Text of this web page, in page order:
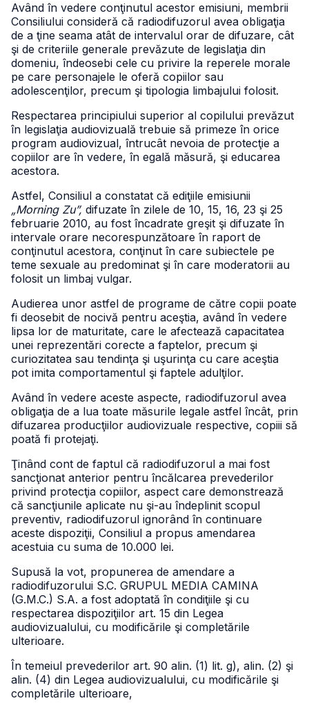
Având în vedere conţinutul acestor emisiuni, membrii
Consiliului consideră că radiodifuzorul avea obligaţia
de a ţine seama atât de intervalul orar de difuzare, cât
şi de criteriile generale prevăzute de legislaţia din
domeniu, îndeosebi cele cu privire la reperele morale
pe care personajele le oferă copiilor sau
adolescenţilor, precum şi tipologia limbajului folosit.
Respectarea principiului superior al copilului prevăzut
în legislaţia audiovizuală trebuie să primeze în orice
program audiovizual, întrucât nevoia de protecţie a
copiilor are în vedere, în egală măsură, şi educarea
acestora.
Astfel, Consiliul a constatat că ediţiile emisiunii
„Morning Zu”, difuzate în zilele de 10, 15, 16, 23 şi 25
februarie 2010, au fost încadrate greşit şi difuzate în
intervale orare necorespunzătoare în raport de
conţinutul acestora, conţinut în care subiectele pe
teme sexuale au predominat şi în care moderatorii au
folosit un limbaj vulgar.
Audierea unor astfel de programe de către copii poate
fi deosebit de nocivă pentru aceştia, având în vedere
lipsa lor de maturitate, care le afectează capacitatea
unei reprezentări corecte a faptelor, precum şi
curiozitatea sau tendinţa şi uşurinţa cu care aceştia
pot imita comportamentul şi faptele adulţilor.
Având în vedere aceste aspecte, radiodifuzorul avea
obligaţia de a lua toate măsurile legale astfel încât, prin
difuzarea producţiilor audiovizuale respective, copiii să
poată fi protejaţi.
Ţinând cont de faptul că radiodifuzorul a mai fost
sancţionat anterior pentru încălcarea prevederilor
privind protecţia copiilor, aspect care demonstrează
că sancţiunile aplicate nu şi-au îndeplinit scopul
preventiv, radiodifuzorul ignorând în continuare
aceste dispoziţii, Consiliul a propus amendarea
acestuia cu suma de 10.000 lei.
Supusă la vot, propunerea de amendare a
radiodifuzorului S.C. GRUPUL MEDIA CAMINA
(G.M.C.) S.A. a fost adoptată în condiţiile şi cu
respectarea dispoziţiilor art. 15 din Legea
audiovizualului, cu modificările şi completările
ulterioare.
În temeiul prevederilor art. 90 alin. (1) lit. g), alin. (2) şi
alin. (4) din Legea audiovizualului, cu modificările şi
completările ulterioare,